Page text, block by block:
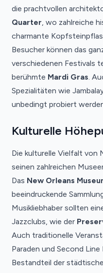
die prachtvollen
Quarter, wo zahlreiche
charmante
Besucher können das
verschiedenen Festivals
berühmte Mardi Gras.
Spezialitäten wie
unbedingt probiert
Kulturelle
Die kulturelle Vielfalt von
seinen zahlreichen
Das New Orleans
beeindruckende
Musikliebhaber sollten
Jazzclubs, wie der
Auch traditionelle
Paraden und Second
Bestandteil der